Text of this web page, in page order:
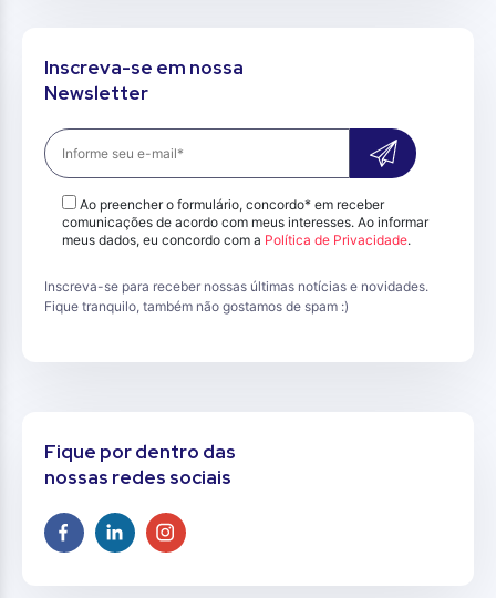
Inscreva-se em nossa
Newsletter
Ao preencher o formulário, concordo* em receber
comunicações de acordo com meus interesses. Ao informar
meus dados, eu concordo com a Política de Privacidade.
Inscreva-se para receber nossas últimas notícias e novidades.
Fique tranquilo, também não gostamos de spam :)
Fique por dentro das
nossas redes sociais